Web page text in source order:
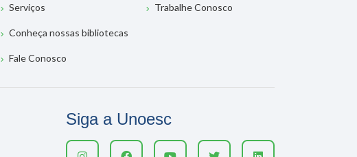
Serviços
Conheça nossas bibliotecas
Fale Conosco
Trabalhe Conosco
Siga a Unoesc